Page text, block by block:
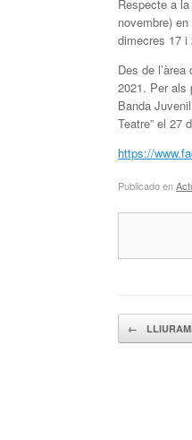
Respecte a
novembre)
dimecres 17 i
Des de
2021. Per als
Banda
Teatre” el 27
https://
Publicado en
Navegador
←